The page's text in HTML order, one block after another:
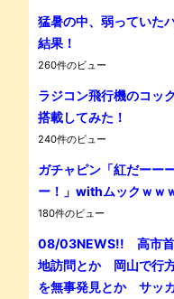
猛暑の中、弱っていた
結果！
260件のビュー
ラジコン飛行機のコッ
搭載してみた！
240件のビュー
ガチャピン「紅だーー
ー！」withムックｗｗ
180件のビュー
08/03NEWS!! 高市首
地訪問とか 岡山で行
を無事発見とか サッ